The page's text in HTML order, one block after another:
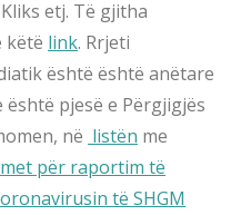
etj. Të gjitha
këtë link. Rrjeti
është është anëtare
është pjesë e Përgjigjës
në listën me
për raportim të
të SHGM